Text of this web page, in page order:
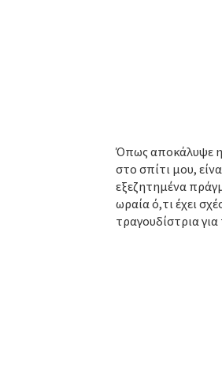
Όπως αποκάλυψε η
στο σπίτι μου,
εξεζητημένα
ωραία ό,τι έχει
τραγουδίστρια